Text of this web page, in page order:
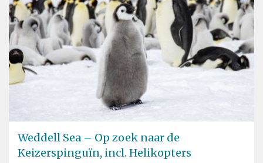
Weddell Sea – Op zoek naar de
Keizerspinguïn, incl. Helikopters